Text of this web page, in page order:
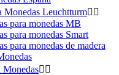
Monedas Leuchtturm 
para monedas MB
para monedas Smart
para monedas de madera
Monedas 